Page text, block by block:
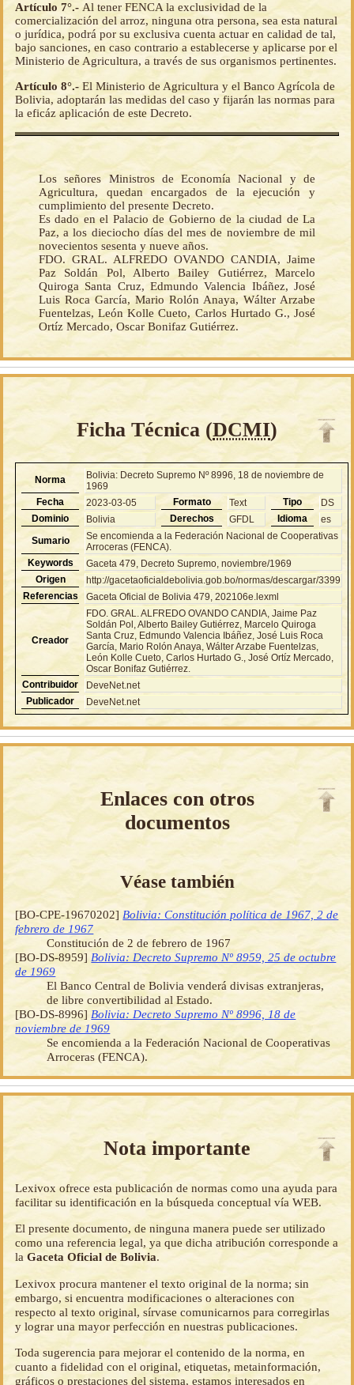
Artículo 7°.- Al tener FENCA la exclusividad de la
comercialización del arroz, ninguna otra persona, sea esta natural
o jurídica, podrá por su exclusiva cuenta actuar en calidad de tal,
bajo sanciones, en caso contrario a establecerse y aplicarse por el
Ministerio de Agricultura, a través de sus organismos pertinentes.
Artículo 8°.- El Ministerio de Agricultura y el Banco Agrícola de
Bolivia, adoptarán las medidas del caso y fijarán las normas para
la eficáz aplicación de este Decreto.
Los señores Ministros de Economía Nacional y de
Agricultura, quedan encargados de la ejecución y
cumplimiento del presente Decreto.
Es dado en el Palacio de Gobierno de la ciudad de La
Paz, a los dieciocho días del mes de noviembre de mil
novecientos sesenta y nueve años.
FDO. GRAL. ALFREDO OVANDO CANDIA, Jaime
Paz Soldán Pol, Alberto Bailey Gutiérrez, Marcelo
Quiroga Santa Cruz, Edmundo Valencia Ibáñez, José
Luis Roca García, Mario Rolón Anaya, Wálter Arzabe
Fuentelzas, León Kolle Cueto, Carlos Hurtado G., José
Ortíz Mercado, Oscar Bonifaz Gutiérrez.
Ficha Técnica (DCMI)
Norma
Bolivia: Decreto Supremo Nº 8996, 18 de noviembre de
1969
Fecha
2023-03-05 Formato Text Tipo
DS
Dominio
Bolivia Derechos GFDL Idioma
es
Sumario
Se encomienda a la Federación Nacional de Cooperativas
Arroceras (FENCA).
Keywords
Gaceta 479, Decreto Supremo, noviembre/1969
Origen
http://gacetaoficialdebolivia.gob.bo/normas/descargar/3399
Referencias
Gaceta Oficial de Bolivia 479, 202106e.lexml
Creador
FDO. GRAL. ALFREDO OVANDO CANDIA, Jaime Paz
Soldán Pol, Alberto Bailey Gutiérrez, Marcelo Quiroga
Santa Cruz, Edmundo Valencia Ibáñez, José Luis Roca
García, Mario Rolón Anaya, Wálter Arzabe Fuentelzas,
León Kolle Cueto, Carlos Hurtado G., José Ortíz Mercado,
Oscar Bonifaz Gutiérrez.
Contribuidor
DeveNet.net
Publicador
DeveNet.net
Enlaces con otros
documentos
Véase también
[BO-CPE-19670202] Bolivia: Constitución política de 1967, 2 de
febrero de 1967
Constitución de 2 de febrero de 1967
[BO-DS-8959] Bolivia: Decreto Supremo Nº 8959, 25 de octubre
de 1969
El Banco Central de Bolivia venderá divisas extranjeras,
de libre convertibilidad al Estado.
[BO-DS-8996] Bolivia: Decreto Supremo Nº 8996, 18 de
noviembre de 1969
Se encomienda a la Federación Nacional de Cooperativas
Arroceras (FENCA).
Nota importante
Lexivox ofrece esta publicación de normas como una ayuda para
facilitar su identificación en la búsqueda conceptual vía WEB.
El presente documento, de ninguna manera puede ser utilizado
como una referencia legal, ya que dicha atribución corresponde a
laGaceta Oficial de Bolivia.
Lexivox procura mantener el texto original de la norma; sin
embargo, si encuentra modificaciones o alteraciones con
respecto al texto original, sírvase comunicarnos para corregirlas
y lograr una mayor perfección en nuestras publicaciones.
Toda sugerencia para mejorar el contenido de la norma, en
cuanto a fidelidad con el original, etiquetas, metainformación,
gráficos o prestaciones del sistema, estamos interesados en